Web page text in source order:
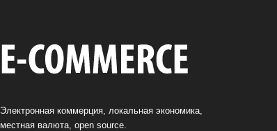
Электронная коммерция, локальная экономика,
местная валюта, open source.